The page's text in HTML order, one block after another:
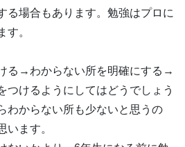
る場合もあります。勉強はプロに
す。
る→わからない所を明確にする→
つけるようにしてはどうでしょう
わからない所も少ないと思うの
います。